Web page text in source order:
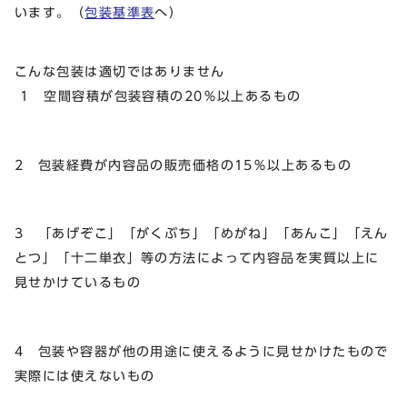
います。（包装基準表へ）
こんな包装は適切ではありません
1 空間容積が包装容積の20％以上あるもの
2 包装経費が内容品の販売価格の15％以上あるもの
3 「あげぞこ」「がくぶち」「めがね」「あんこ」「えん
とつ」「十二単衣」等の方法によって内容品を実質以上に
見せかけているもの
4 包装や容器が他の用途に使えるように見せかけたもので
実際には使えないもの